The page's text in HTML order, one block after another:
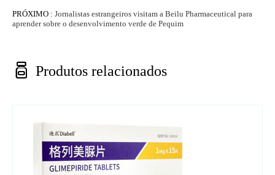
PRÓXIMO : Jornalistas estrangeiros visitam a Beilu Pharmaceutical para
aprender sobre o desenvolvimento verde de Pequim
 Produtos relacionados